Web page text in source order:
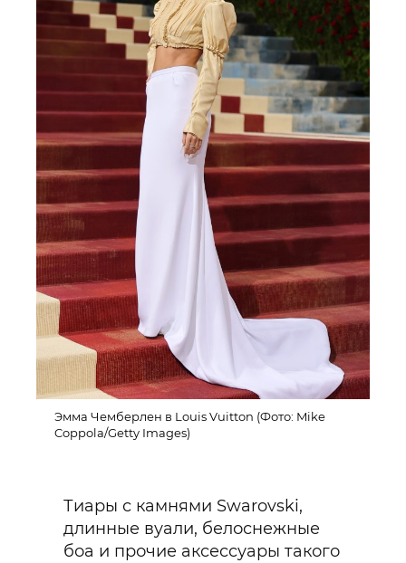
Эмма Чемберлен в Louis Vuitton (Фото: Mike
Coppola/Getty Images)
Тиары с камнями Swarovski,
длинные вуали, белоснежные
боа и прочие аксессуары такого